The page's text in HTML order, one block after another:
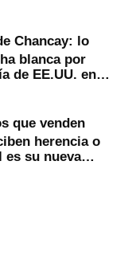
Chancay: lo
blanca por
de EE.UU. en
que venden
herencia o
es su nueva